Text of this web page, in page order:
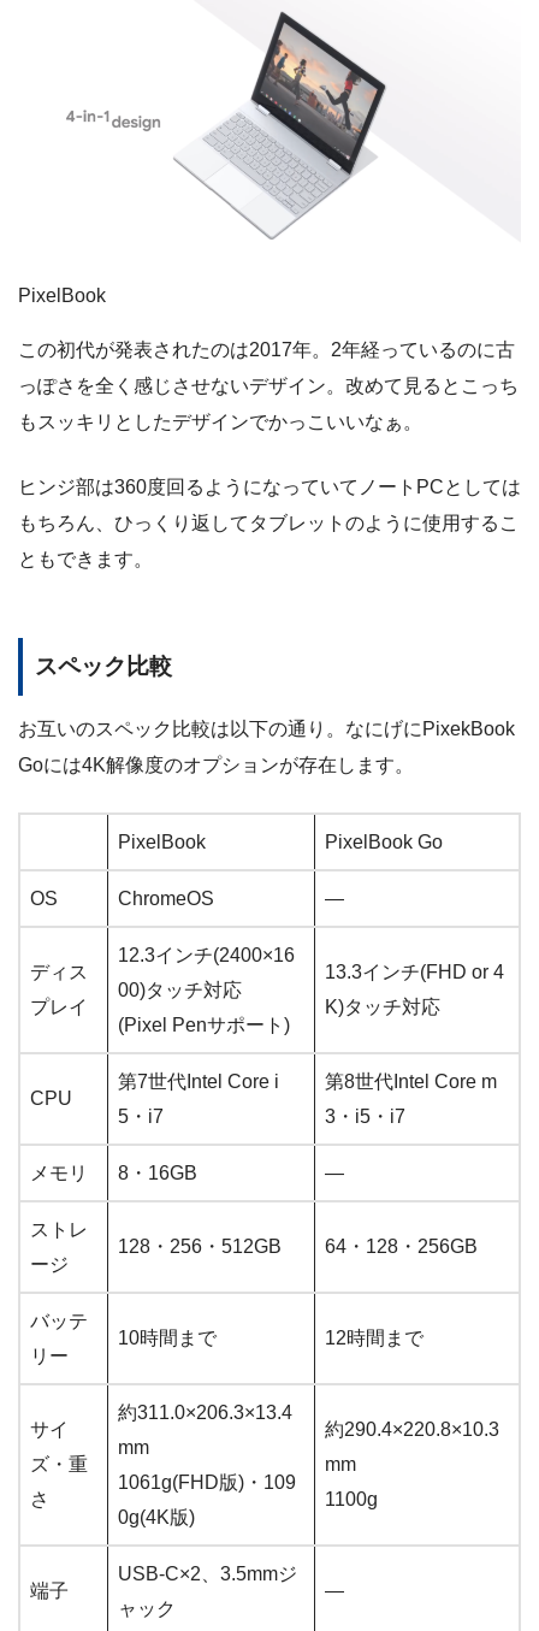
PixelBook
この初代が発表されたのは2017年。2年経っているのに古
っぽさを全く感じさせないデザイン。改めて見るとこっち
もスッキリとしたデザインでかっこいいなぁ。
ヒンジ部は360度回るようになっていてノートPCとしては
もちろん、ひっくり返してタブレットのように使用するこ
ともできます。
スペック比較
お互いのスペック比較は以下の通り。なにげにPixekBook
Goには4K解像度のオプションが存在します。
PixelBook PixelBook Go
OS ChromeOS ―
ディス
プレイ
12.3インチ(2400×16
00)タッチ対応
(Pixel Penサポート)
13.3インチ(FHD or 4
K)タッチ対応
CPU
第7世代Intel Core i
5・i7
第8世代Intel Core m
3・i5・i7
メモリ 8・16GB ―
ストレ
ージ
128・256・512GB 64・128・256GB
バッテ
リー
10時間まで 12時間まで
サイ
ズ・重
さ
約311.0×206.3×13.4
mm
1061g(FHD版)・109
0g(4K版)
約290.4×220.8×10.3
mm
1100g
端子
USB-C×2、3.5mmジ
ャック
―